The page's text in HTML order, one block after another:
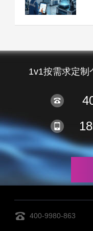
1v1按需求定制
400-9980-863